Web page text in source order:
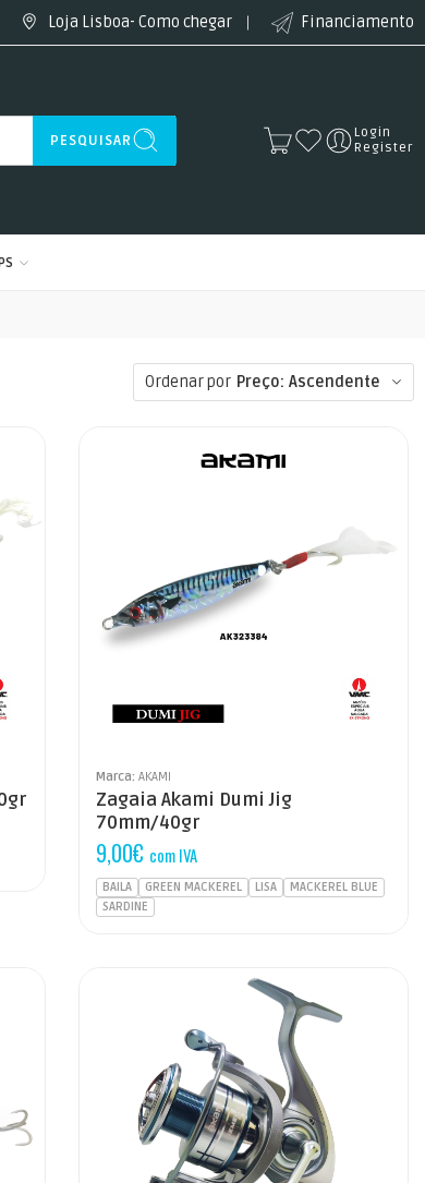
Loja Lisboa- Como chegar Financiamento
PESQUISAR
Login
Register
Ordenar por Preço: Ascendente
Marca:AKAMI
Zagaia Akami Dumi Jig
70mm/40gr
9,00€ com IVA
BAILA GREEN MACKEREL LISA
MACKEREL BLUE
SARDINE